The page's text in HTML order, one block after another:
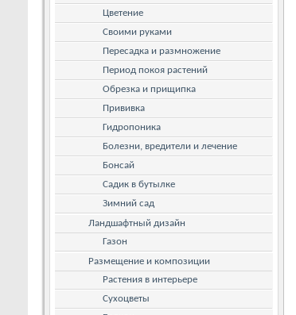
Цветение
Своими руками
Пересадка и размножение
Период покоя растений
Обрезка и прищипка
Прививка
Гидропоника
Болезни, вредители и лечение
Бонсай
Садик в бутылке
Зимний сад
Ландшафтный дизайн
Газон
Размещение и композиции
Растения в интерьере
Сухоцветы